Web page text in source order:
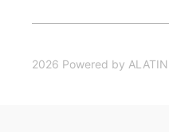
2026 Powered by ALATIN